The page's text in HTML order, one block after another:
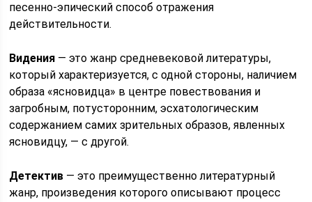
песенно-эпический способ отражения
действительности.
Видения — это жанр средневековой литературы,
который характеризуется, с одной стороны, наличием
образа «ясновидца» в центре повествования и
загробным, потусторонним, эсхатологическим
содержанием самих зрительных образов, явленных
ясновидцу, — с другой.
Детектив — это преимущественно литературный
жанр, произведения которого описывают процесс